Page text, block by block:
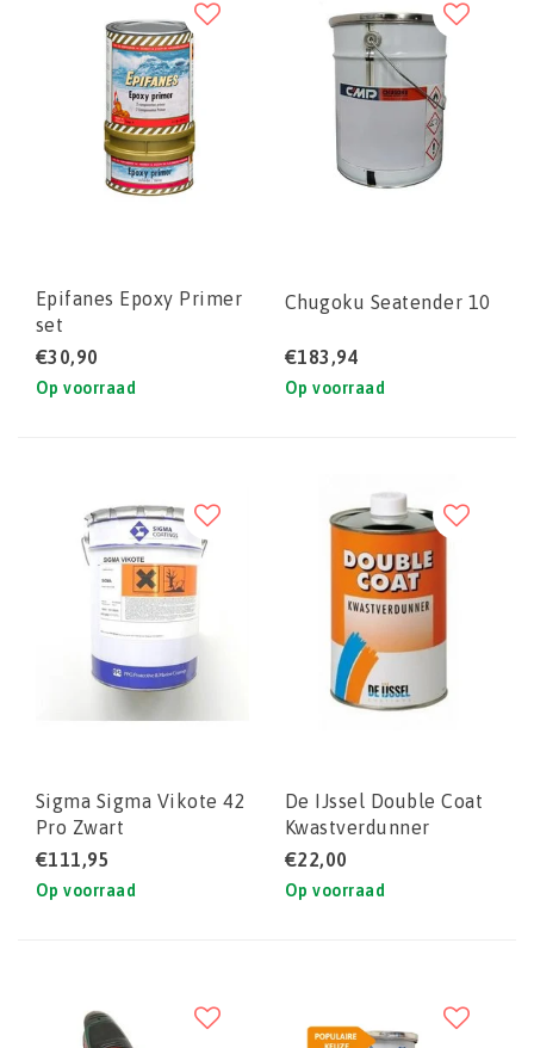
Epifanes Epoxy Primer
set
€30,90
Op voorraad
Chugoku Seatender 10
€183,94
Op voorraad
Sigma Sigma Vikote 42
Pro Zwart
€111,95
Op voorraad
De IJssel Double Coat
Kwastverdunner
€22,00
Op voorraad